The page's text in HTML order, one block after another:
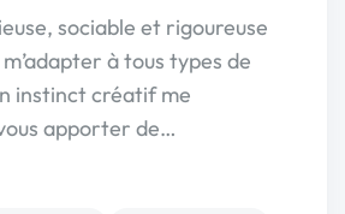
sociable et rigoureuse
à tous types de
instinct créatif me
apporter de…